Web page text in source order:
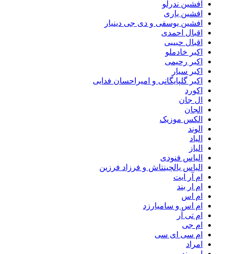
افشین ندرلو
افشین یاری
افشین یوسفی و دی جی دینیار
اقبال احمدی
اقبال حبیبی
اکبر خادملو
اکبر رحیمی
اکبر سیار
اکبر گلپایگانی و امیراحسان فدایی
اکورد
ال جان
الجان
الکس موزیک
الوند
الیاد
الیاز
الیاس فنودی
الیاس یالچینتاش و فرزاد فرزین
ام آر ایت
ام‌ ار بند
ام اس
ام اس و سامیارزد
ام تی آر
ام جی
ام سی ای سی
امراد